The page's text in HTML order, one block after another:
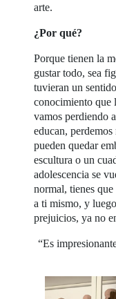
arte.
¿Por qué?
Porque tienen la
gustar todo, sea
tuvieran un
conocimiento que
vamos perdiendo
educan,
pueden quedar
escultura o un
adolescencia se
normal, tienes
a ti mismo, y
prejuicios, ya no
“Es